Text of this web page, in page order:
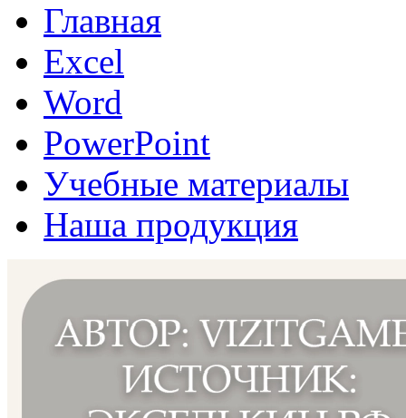
Главная
Excel
Word
PowerPoint
Учебные материалы
Наша продукция